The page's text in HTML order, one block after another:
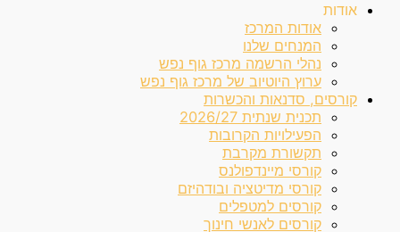
אודות
אודות המרכז
המנחים שלנו
נהלי הרשמה מרכז גוף נפש
ערוץ היוטיוב של מרכז גוף נפש
קורסים, סדנאות והכשרות
תכנית שנתית 2026/27
הפעילויות הקרובות
תקשורת מקרבת
קורסי מיינדפולנס
קורסי מדיטציה ובודהיזם
קורסים למטפלים
קורסים לאנשי חינוך